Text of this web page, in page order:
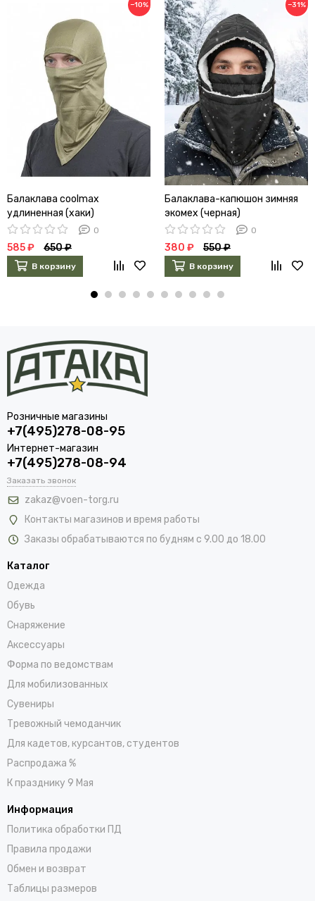
−10%
Балаклава coolmax
удлиненная (хаки)
0
585 ₽ 650 ₽
В корзину
−31%
Балаклава-капюшон зимняя
экомех (черная)
0
380 ₽ 550 ₽
В корзину
Розничные магазины
+7(495)278-08-95
Интернет-магазин
+7(495)278-08-94
Заказать звонок
zakaz@voen-torg.ru
Контакты магазинов и время работы
Заказы обрабатываются по будням с 9.00 до 18.00
Каталог
Одежда
Обувь
Снаряжение
Аксессуары
Форма по ведомствам
Для мобилизованных
Сувениры
Тревожный чемоданчик
Для кадетов, курсантов, студентов
Распродажа %
К празднику 9 Мая
Информация
Политика обработки ПД
Правила продажи
Обмен и возврат
Таблицы размеров